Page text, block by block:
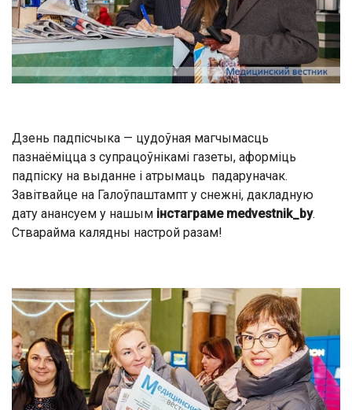
Дзень падпісчыка — цудоўная магчымасць
пазнаёміцца з супрацоўнікамі газеты, аформіць
падпіску на выданне і атрымаць падаруначак.
Завітвайце на Галоўпаштампт у снежні, дакладную
дату анансуем у нашым інстаграме medvestnik_by.
Стварайма калядны настрой разам!